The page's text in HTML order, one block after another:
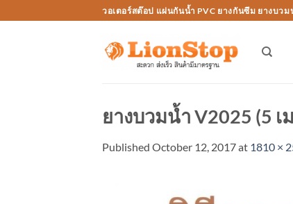
to
วอเตอร์สต๊อป แผ่นกันน้ำ PVC ยางกันซึม ยางบวม
ยางบวมน้ำ V2025 (5 เ
Published October 12, 2017at 1810 ×